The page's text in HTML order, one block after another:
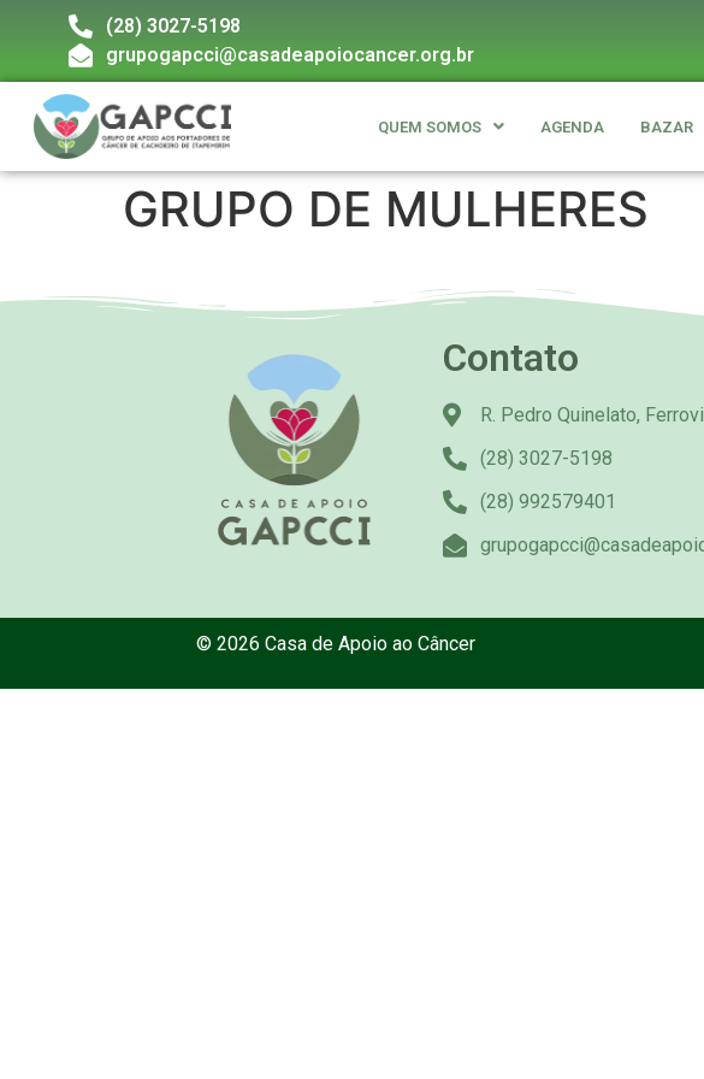
(28) 3027-5198
grupogapcci@casadeapoiocancer.org.br
QUEM SOMOS AGENDA BAZAR
GRUPO DE MULHERES
Contato
R. Pedro Quinelato,
(28) 3027-5198
(28) 992579401
© 2026 Casa de Apoio ao Câncer